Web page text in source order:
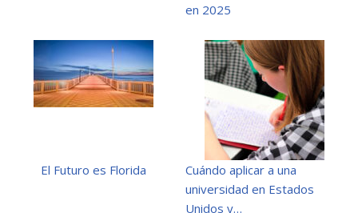
en 2025
El Futuro es Florida
Cuándo aplicar a una
universidad en Estados
Unidos y…